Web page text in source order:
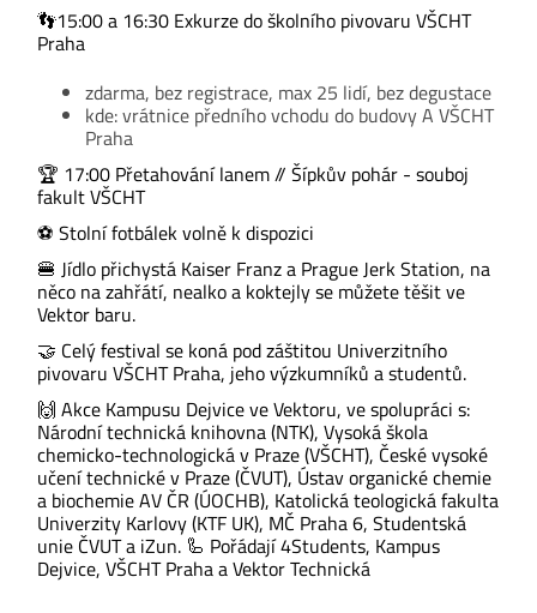
👣15:00 a 16:30 Exkurze do školního pivovaru VŠCHT
Praha
zdarma, bez registrace, max 25 lidí, bez degustace
kde: vrátnice předního vchodu do budovy A VŠCHT
Praha
🏆 17:00 Přetahování lanem // Šípkův pohár - souboj
fakult VŠCHT
⚽ Stolní fotbálek volně k dispozici
🍔 Jídlo přichystá Kaiser Franz a Prague Jerk Station, na
něco na zahřátí, nealko a koktejly se můžete těšit ve
Vektor baru.
🤝 Celý festival se koná pod záštitou Univerzitního
pivovaru VŠCHT Praha, jeho výzkumníků a studentů.
🙌 Akce Kampusu Dejvice ve Vektoru, ve spolupráci s:
Národní technická knihovna (NTK), Vysoká škola
chemicko-technologická v Praze (VŠCHT), České vysoké
učení technické v Praze (ČVUT), Ústav organické chemie
a biochemie AV ČR (ÚOCHB), Katolická teologická fakulta
Univerzity Karlovy (KTF UK), MČ Praha 6, Studentská
unie ČVUT a iZun. 🦾 Pořádají 4Students, Kampus
Dejvice, VŠCHT Praha a Vektor Technická